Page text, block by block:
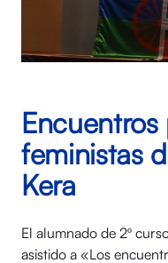
feministas
Kera
El alumnado de 2º
asistido a «Los